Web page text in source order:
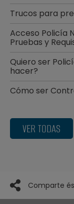
Trucos para
Acceso Policía
Pruebas y
Quiero ser
hacer?
Cómo ser
VER TODAS
Comparte